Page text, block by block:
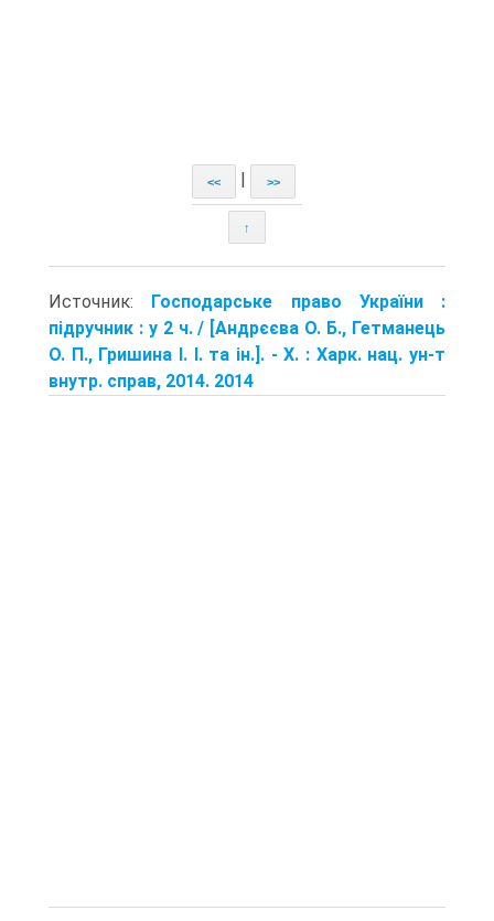
<< >>
↑
Источник: Господарське право України :
підручник : у 2 ч. / [Андрєєва О. Б., Гетманець
О. П., Гришина І. І. та ін.]. - Х. : Харк. нац. ун-т
внутр. справ, 2014. 2014